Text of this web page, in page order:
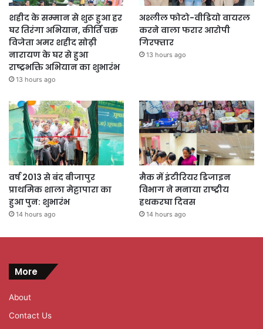
शहीद के सम्मान से शुरू हुआ हर
घर तिरंगा अभियान, कीर्ति चक्र
विजेता अमर शहीद सोढ़ी
नारायण के घर से हुआ
राष्ट्रभक्ति अभियान का शुभारंभ
13 hours ago
अश्लील फोटो-वीडियो वायरल
करने वाला फरार आरोपी
गिरफ्तार
13 hours ago
वर्ष 2013 से बंद बीजापुर
प्राथमिक शाला मेट्टापारा का
हुआ पुन: शुभारंभ
14 hours ago
मैक में इंटीरियर डिजाइन
विभाग ने मनाया राष्ट्रीय
हथकरघा दिवस
14 hours ago
More
About
Contact Us